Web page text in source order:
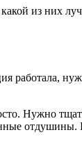
из них
работала,
Нужно